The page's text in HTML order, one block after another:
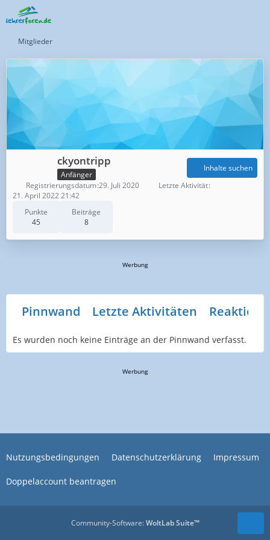
Mitglieder
ckyontripp
Anfänger
Punkte
45
Beiträge
8
Inhalte suchen
Registrierungsdatum 29. Juli 2020
Letzte Aktivität
21. April 2022 21:42
Werbung
Pinnwand Letzte Aktivitäten
Es wurden noch keine Einträge an der Pinnwand verfasst.
Werbung
Nutzungsbedingungen Datenschutzerklärung Impressum
Doppelaccount beantragen
Community-Software:WoltLab Suite™